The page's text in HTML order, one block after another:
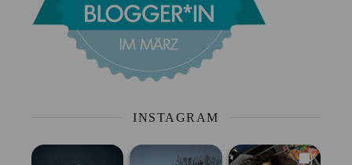
INSTAGRAM